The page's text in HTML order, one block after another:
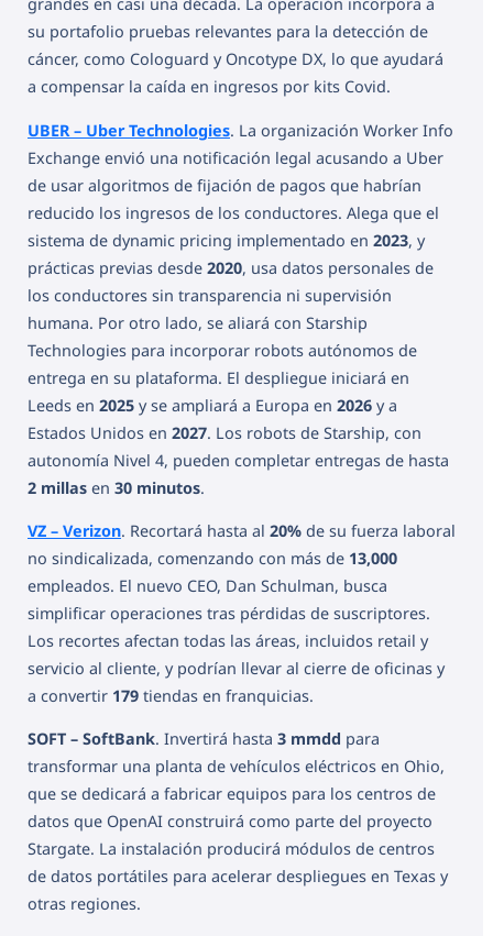
su portafolio pruebas relevantes para la detección de
cáncer, como Cologuard y Oncotype DX, lo que ayudará
a compensar la caída en ingresos por kits Covid.
UBER – Uber Technologies. La organización Worker Info
Exchange envió una notificación legal acusando a Uber
de usar algoritmos de fijación de pagos que habrían
reducido los ingresos de los conductores. Alega que el
sistema de dynamic pricing implementado en 2023, y
prácticas previas desde 2020, usa datos personales de
los conductores sin transparencia ni supervisión
humana. Por otro lado, se aliará con Starship
Technologies para incorporar robots autónomos de
entrega en su plataforma. El despliegue iniciará en
Leeds en 2025 y se ampliará a Europa en 2026 y a
Estados Unidos en 2027. Los robots de Starship, con
autonomía Nivel 4, pueden completar entregas de hasta
2 millas en 30 minutos.
VZ – Verizon. Recortará hasta al 20% de su fuerza laboral
no sindicalizada, comenzando con más de 13,000
empleados. El nuevo CEO, Dan Schulman, busca
simplificar operaciones tras pérdidas de suscriptores.
Los recortes afectan todas las áreas, incluidos retail y
servicio al cliente, y podrían llevar al cierre de oficinas y
a convertir 179 tiendas en franquicias.
SOFT – SoftBank. Invertirá hasta 3 mmdd para
transformar una planta de vehículos eléctricos en Ohio,
que se dedicará a fabricar equipos para los centros de
datos que OpenAI construirá como parte del proyecto
Stargate. La instalación producirá módulos de centros
de datos portátiles para acelerar despliegues en Texas y
otras regiones.